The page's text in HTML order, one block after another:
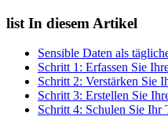
list In diesem Artikel
Sensible Daten als
Schritt 1: Erfassen Sie
Schritt 2: Verstärken Sie
Schritt 3: Erstellen Sie
Schritt 4: Schulen Sie Ihr